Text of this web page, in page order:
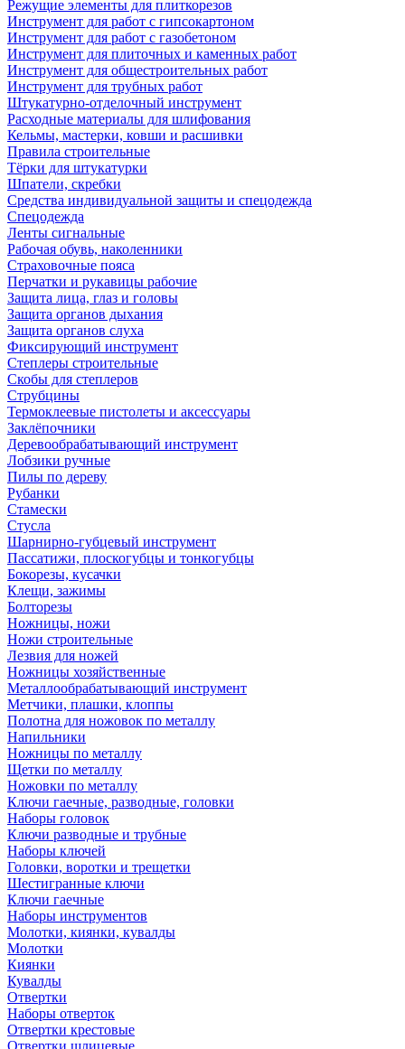
Режущие элементы для плиткорезов
Инструмент для работ с гипсокартоном
Инструмент для работ с газобетоном
Инструмент для плиточных и каменных работ
Инструмент для общестроительных работ
Инструмент для трубных работ
Штукатурно-отделочный инструмент
Расходные материалы для шлифования
Кельмы, мастерки, ковши и расшивки
Правила строительные
Тёрки для штукатурки
Шпатели, скребки
Средства индивидуальной защиты и спецодежда
Спецодежда
Ленты сигнальные
Рабочая обувь, наколенники
Страховочные пояса
Перчатки и рукавицы рабочие
Защита лица, глаз и головы
Защита органов дыхания
Защита органов слуха
Фиксирующий инструмент
Степлеры строительные
Скобы для степлеров
Струбцины
Термоклеевые пистолеты и аксессуары
Заклёпочники
Деревообрабатывающий инструмент
Лобзики ручные
Пилы по дереву
Рубанки
Стамески
Стусла
Шарнирно-губцевый инструмент
Пассатижи, плоскогубцы и тонкогубцы
Бокорезы, кусачки
Клещи, зажимы
Болторезы
Ножницы, ножи
Ножи строительные
Лезвия для ножей
Ножницы хозяйственные
Металлообрабатывающий инструмент
Метчики, плашки, клоппы
Полотна для ножовок по металлу
Напильники
Ножницы по металлу
Щетки по металлу
Ножовки по металлу
Ключи гаечные, разводные, головки
Наборы головок
Ключи разводные и трубные
Наборы ключей
Головки, воротки и трещетки
Шестигранные ключи
Ключи гаечные
Наборы инструментов
Молотки, киянки, кувалды
Молотки
Киянки
Кувалды
Отвертки
Наборы отверток
Отвертки крестовые
Отвертки шлицевые